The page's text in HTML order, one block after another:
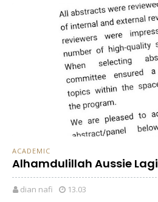
ACADEMIC
Alhamdulillah Aussie Lagi
dian nafi 13.03